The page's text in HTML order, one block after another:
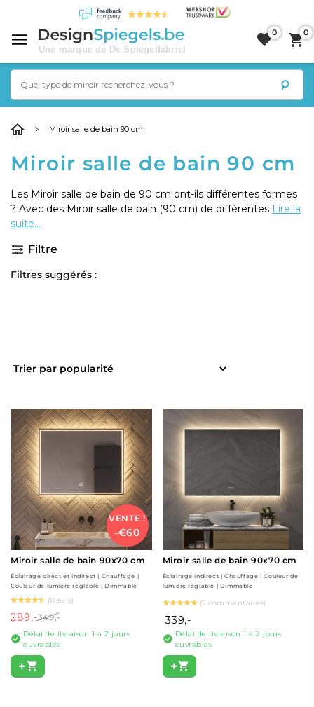
0 0
Miroir salle de bain 90 cm
Miroir salle de bain 90 cm
Les Miroir salle de bain de 90 cm ont-ils différentes formes
? Avec des Miroir salle de bain (90 cm) de différentes Lire la
suite...
Filtre
Filtres suggérés :
VENTE !
-€60
Miroir salle de bain 90x70 cm
Éclairage direct et indirect | Chauffage |
Couleur de lumière réglable | Dimmable
(8 avis)
289,-349,-
Délai de livraison 1 à 2 jours
ouvrables
+
Miroir salle de bain 90x70 cm
Éclairage indirect | Chauffage | Couleur de
lumière réglable | Dimmable
(5 commentaires)
339,-
Délai de livraison 1 à 2 jours
ouvrables
+